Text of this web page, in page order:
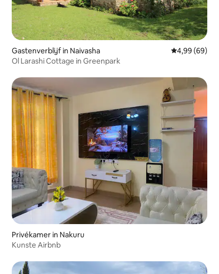
Gastenverblijf in Naivasha Gemiddelde
4,99 (69)
Ol Larashi Cottage in Greenpark
Privékamer in Nakuru
Kunste Airbnb